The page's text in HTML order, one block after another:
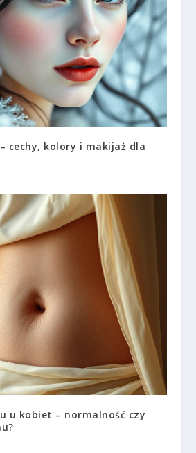
cechy, kolory i makijaż dla
u kobiet – normalność czy